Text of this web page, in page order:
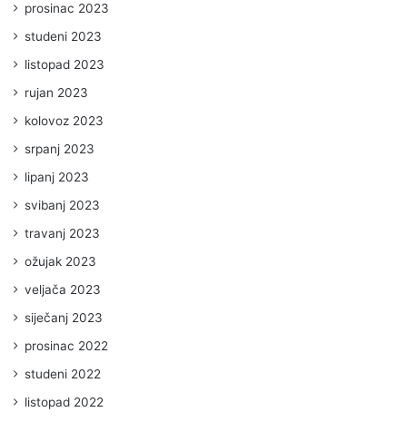
prosinac 2023
studeni 2023
listopad 2023
rujan 2023
kolovoz 2023
srpanj 2023
lipanj 2023
svibanj 2023
travanj 2023
ožujak 2023
veljača 2023
siječanj 2023
prosinac 2022
studeni 2022
listopad 2022